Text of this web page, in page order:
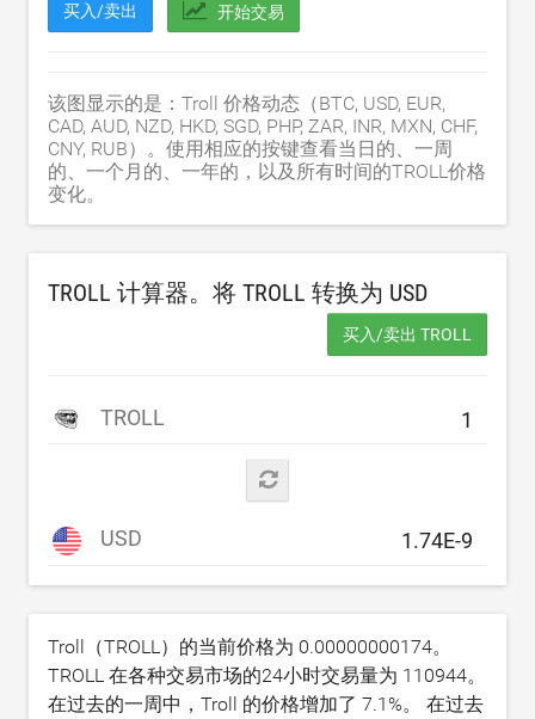
买入/卖出 开始交易
该图显示的是：Troll 价格动态（BTC, USD, EUR,
CAD, AUD, NZD, HKD, SGD, PHP, ZAR, INR, MXN, CHF,
CNY, RUB）。使用相应的按键查看当日的、一周
的、一个月的、一年的，以及所有时间的TROLL价格
变化。
TROLL 计算器。将 TROLL 转换为 USD
买入/卖出 TROLL
TROLL
USD
Troll（TROLL）的当前价格为 0.00000000174。
TROLL 在各种交易市场的24小时交易量为 110944。
在过去的一周中，Troll 的价格增加了 7.1%。 在过去